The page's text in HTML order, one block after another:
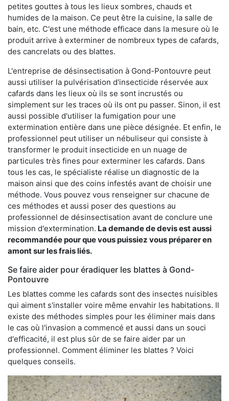
petites gouttes à tous les lieux sombres, chauds et
humides de la maison. Ce peut être la cuisine, la salle de
bain, etc. C'est une méthode efficace dans la mesure où le
produit arrive à exterminer de nombreux types de cafards,
des cancrelats ou des blattes.
L'entreprise de désinsectisation à Gond-Pontouvre peut
aussi utiliser la pulvérisation d'insecticide réservée aux
cafards dans les lieux où ils se sont incrustés ou
simplement sur les traces où ils ont pu passer. Sinon, il est
aussi possible d'utiliser la fumigation pour une
extermination entière dans une pièce désignée. Et enfin, le
professionnel peut utiliser un nébuliseur qui consiste à
transformer le produit insecticide en un nuage de
particules très fines pour exterminer les cafards. Dans
tous les cas, le spécialiste réalise un diagnostic de la
maison ainsi que des coins infestés avant de choisir une
méthode. Vous pouvez vous renseigner sur chacune de
ces méthodes et aussi poser des questions au
professionnel de désinsectisation avant de conclure une
mission d'extermination. La demande de devis est aussi
recommandée pour que vous puissiez vous préparer en
amont sur les frais liés.
Se faire aider pour éradiquer les blattes à Gond-
Pontouvre
Les blattes comme les cafards sont des insectes nuisibles
qui aiment s'installer voire même envahir les habitations. Il
existe des méthodes simples pour les éliminer mais dans
le cas où l'invasion a commencé et aussi dans un souci
d'efficacité, il est plus sûr de se faire aider par un
professionnel. Comment éliminer les blattes ? Voici
quelques conseils.